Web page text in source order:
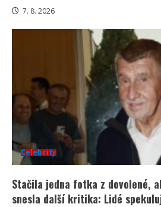
7. 8. 2026
Celebrity
Stačila jedna fotka z dovolené,
snesla další kritika: Lidé